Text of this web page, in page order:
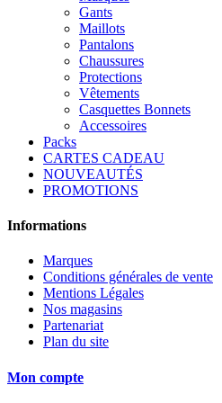
Gants
Maillots
Pantalons
Chaussures
Protections
Vêtements
Casquettes Bonnets
Accessoires
Packs
CARTES CADEAU
NOUVEAUTÉS
PROMOTIONS
Informations
Marques
Conditions générales de vente
Mentions Légales
Nos magasins
Partenariat
Plan du site
Mon compte